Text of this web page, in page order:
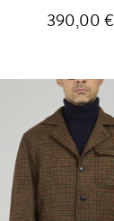
390,00 €